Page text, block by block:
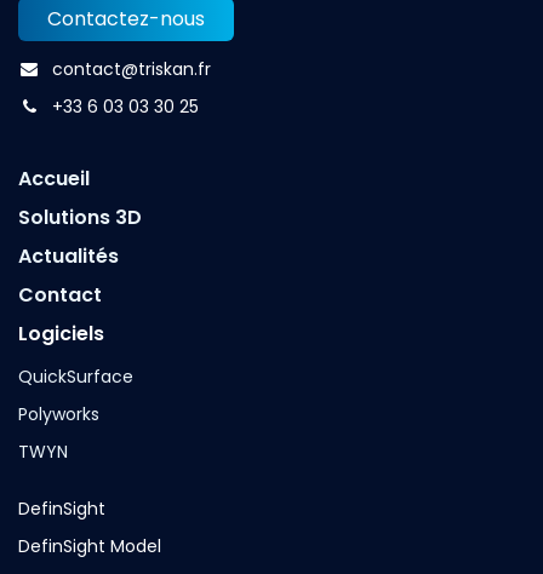
Contactez-nous
contact@triskan.fr
+33 6 03 03 30 25
Accueil
Solutions 3D
Actualités
Contact
Logiciels
QuickSurface
Polyworks
TWYN
DefinSight
DefinSight Model